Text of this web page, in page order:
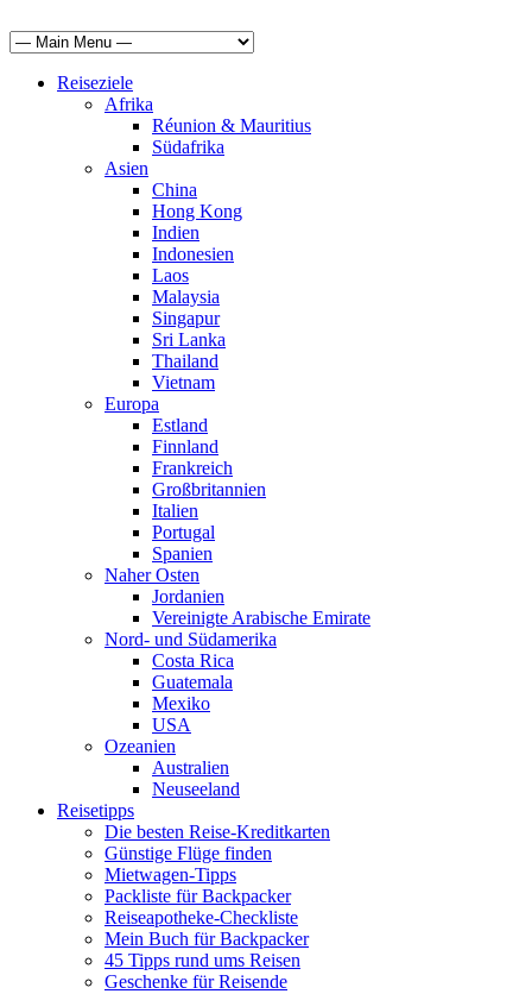
Reiseziele
Afrika
Réunion & Mauritius
Südafrika
Asien
China
Hong Kong
Indien
Indonesien
Laos
Malaysia
Singapur
Sri Lanka
Thailand
Vietnam
Europa
Estland
Finnland
Frankreich
Großbritannien
Italien
Portugal
Spanien
Naher Osten
Jordanien
Vereinigte Arabische Emirate
Nord- und Südamerika
Costa Rica
Guatemala
Mexiko
USA
Ozeanien
Australien
Neuseeland
Reisetipps
Die besten Reise-Kreditkarten
Günstige Flüge finden
Mietwagen-Tipps
Packliste für Backpacker
Reiseapotheke-Checkliste
Mein Buch für Backpacker
45 Tipps rund ums Reisen
Geschenke für Reisende